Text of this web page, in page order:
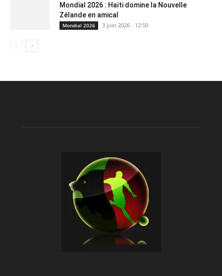
Mondial 2026 : Haïti domine la Nouvelle
Zélande en amical
Mondial 2026 3 juin 2026 - 12:50